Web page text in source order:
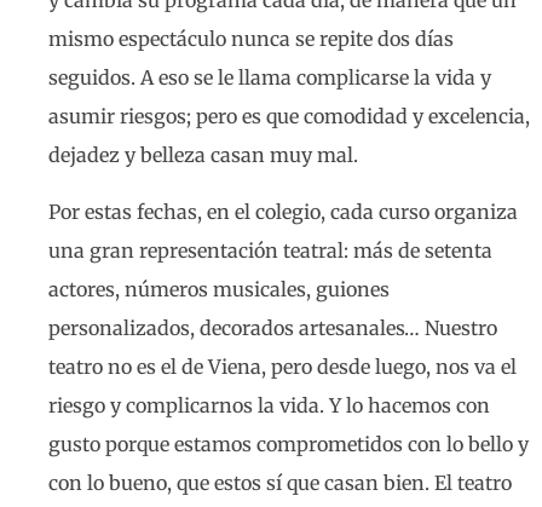
mismo espectáculo nunca se repite dos días
seguidos. A eso se le llama complicarse la vida y
asumir riesgos; pero es que comodidad y excelencia,
dejadez y belleza casan muy mal.
Por estas fechas, en el colegio, cada curso organiza
una gran representación teatral: más de setenta
actores, números musicales, guiones
personalizados, decorados artesanales… Nuestro
teatro no es el de Viena, pero desde luego, nos va el
riesgo y complicarnos la vida. Y lo hacemos con
gusto porque estamos comprometidos con lo bello y
con lo bueno, que estos sí que casan bien. El teatro